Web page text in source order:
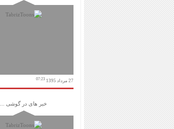
27 مرداد 1395 07:23
خبر های در گوشی ...